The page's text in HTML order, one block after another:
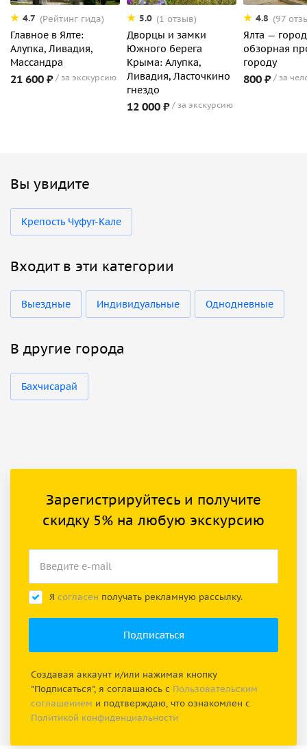
4.7 (Рейтинг гида)
Главное в Ялте:
Алупка, Ливадия,
Массандра
21 600 ₽ за экскурсию
5.0 (1 отзыв)
Дворцы и замки
Южного берега
Крыма: Алупка,
Ливадия, Ласточкино
гнездо
12 000 ₽ за экскурсию
4.8 (97
Ялта — город
обзорная
городу
800 ₽ за
Вы увидите
Крепость Чуфут-Кале
Входит в эти категории
Выездные Индивидуальные Однодневные
В другие города
Бахчисарай
Зарегистрируйтесь и получите
скидку 5% на любую экскурсию
Я согласен получать рекламную рассылку.
Создавая аккаунт и/или нажимая кнопку
"Подписаться", я соглашаюсь с Пользовательским
соглашением и подтверждаю, что ознакомлен с
Политикой конфиденциальности